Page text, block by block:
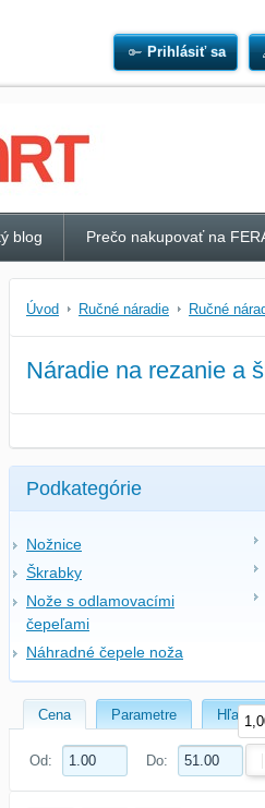
Prihlásiť sa
blog Prečo nakupovať na
Úvod Ručné náradie Ručné
Náradie na rezanie a
Podkategórie
Nožnice
Škrabky
Nože s odlamovacími
čepeľami
Náhradné čepele noža
Cena Parametre Hľadať
Od: Do: